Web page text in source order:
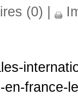
(0)
en-france-